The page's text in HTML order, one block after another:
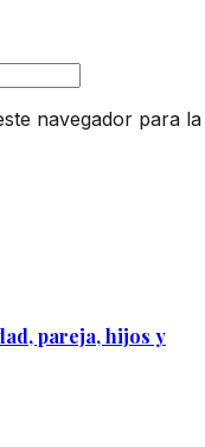
navegador para la
pareja, hijos y